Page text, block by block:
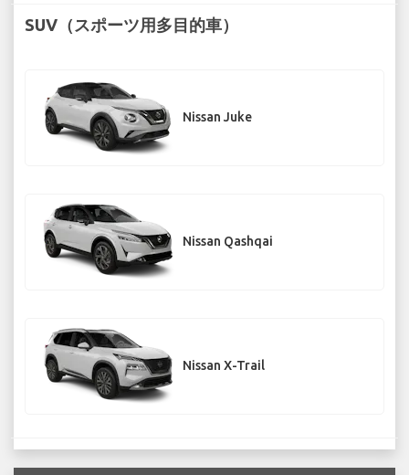
SUV（スポーツ用多目的車）
Nissan Juke
Nissan Qashqai
Nissan X-Trail